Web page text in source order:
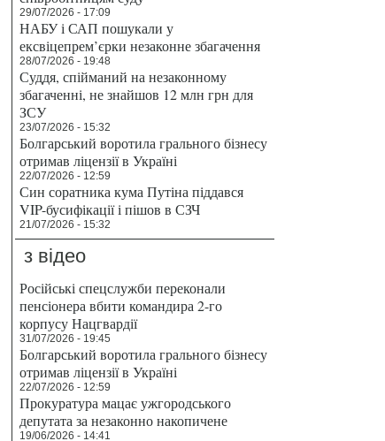
29/07/2026 - 17:09
НАБУ і САП пошукали у
ексвіцепрем’єрки незаконне збагачення
28/07/2026 - 19:48
Суддя, спійманий на незаконному
збагаченні, не знайшов 12 млн грн для
ЗСУ
23/07/2026 - 15:32
Болгарський воротила грального бізнесу
отримав ліцензії в Україні
22/07/2026 - 12:59
Син соратника кума Путіна піддався
VIP-бусифікації і пішов в СЗЧ
21/07/2026 - 15:32
з відео
Російські спецслужби переконали
пенсіонера вбити командира 2-го
корпусу Нацгвардії
31/07/2026 - 19:45
Болгарський воротила грального бізнесу
отримав ліцензії в Україні
22/07/2026 - 12:59
Прокуратура мацає ужгородського
депутата за незаконно накопичене
19/06/2026 - 14:41